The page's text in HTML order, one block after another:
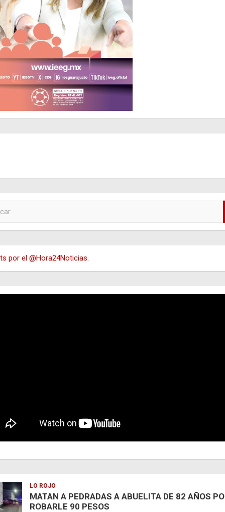
por el @Hora24Noticias.
LO ROJO
MATAN A PEDRADAS A ABUELITA DE 82 AÑOS
ROBARLE 90 PESOS